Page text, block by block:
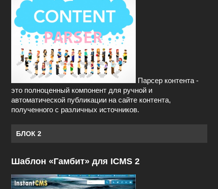
Парсер контента -
это полноценный компонент для ручной и
автоматической публикации на сайте контента,
полученного с различных источников.
БЛОК 2
Шаблон «Гамбит» для ICMS 2